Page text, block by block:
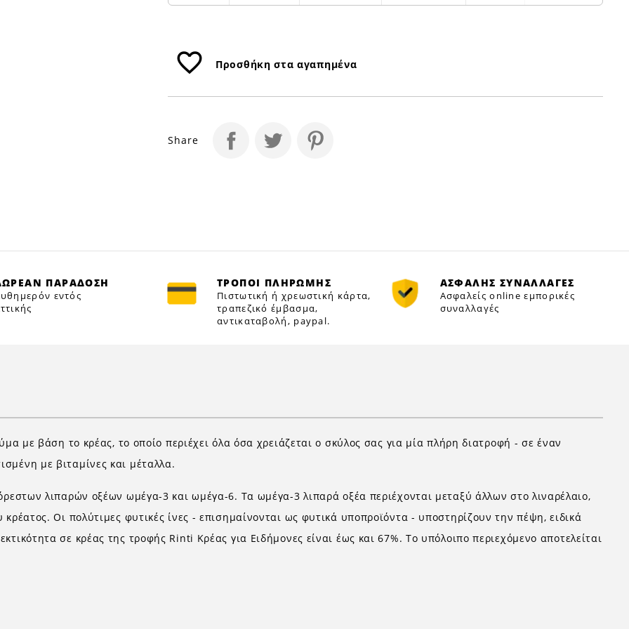
favorite_border Προσθήκη στα αγαπημένα
Share
ΠΑΡΑΔΟΣΗ
εντός
ΤΡΟΠΟΙ ΠΛΗΡΩΜΗΣ
Πιστωτική ή χρεωστική κάρτα,
τραπεζικό έμβασμα,
αντικαταβολή, paypal.
ΑΣΦΑΛΗΣ ΣΥΝΑΛΛΑΓΕΣ
Ασφαλείς online εμπορικές
συναλλαγές
με βάση το κρέας, το οποίο περιέχει όλα όσα χρειάζεται ο σκύλος σας για μία πλήρη διατροφή - σε έναν
με βιταμίνες και μέταλλα.
λιπαρών οξέων ωμέγα-3 και ωμέγα-6. Τα ωμέγα-3 λιπαρά οξέα περιέχονται μεταξύ άλλων στο λιναρέλαιο,
Οι πολύτιμες φυτικές ίνες - επισημαίνονται ως φυτικά υποπροϊόντα - υποστηρίζουν την πέψη, ειδικά
σε κρέας της τροφής Rinti Κρέας για Ειδήμονες είναι έως και 67%. Το υπόλοιπο περιεχόμενο αποτελείται